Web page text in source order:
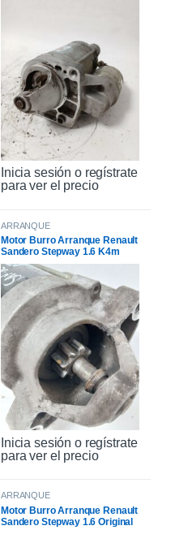
Inicia sesión o regístrate
para ver el precio
ARRANQUE
Motor Burro Arranque Renault
Sandero Stepway 1.6 K4m
Inicia sesión o regístrate
para ver el precio
ARRANQUE
Motor Burro Arranque Renault
Sandero Stepway 1.6 Original